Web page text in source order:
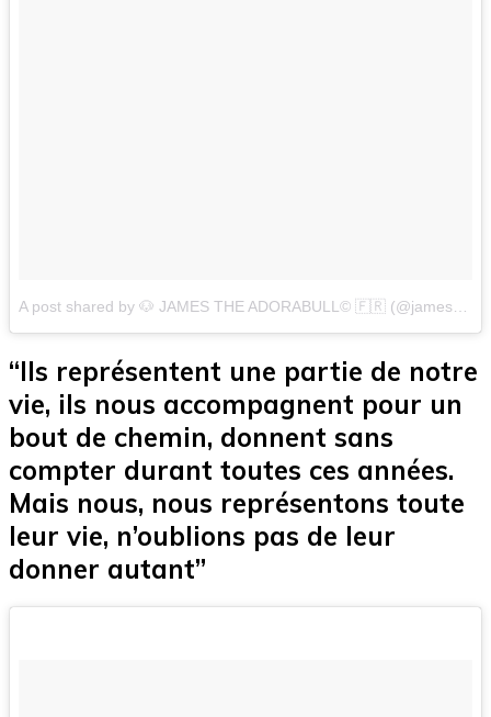
“Ils représentent une partie de notre
vie, ils nous accompagnent pour un
bout de chemin, donnent sans
compter durant toutes ces années.
Mais nous, nous représentons toute
leur vie, n’oublions pas de leur
donner autant”